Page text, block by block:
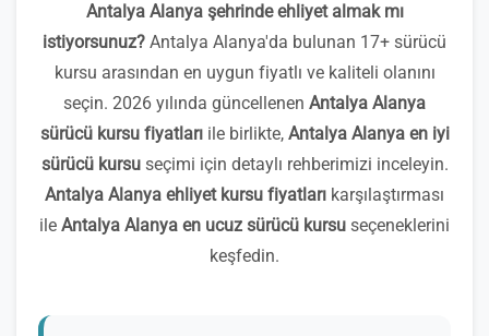
Antalya Alanya şehrinde ehliyet almak mı
istiyorsunuz? Antalya Alanya'da bulunan 17+ sürücü
kursu arasından en uygun fiyatlı ve kaliteli olanını
seçin. 2026 yılında güncellenen Antalya Alanya
sürücü kursu fiyatlarıile birlikte, Antalya Alanya en iyi
sürücü kursuseçimi için detaylı rehberimizi inceleyin.
Antalya Alanya ehliyet kursu fiyatları karşılaştırması
ile Antalya Alanya en ucuz sürücü kursu seçeneklerini
keşfedin.